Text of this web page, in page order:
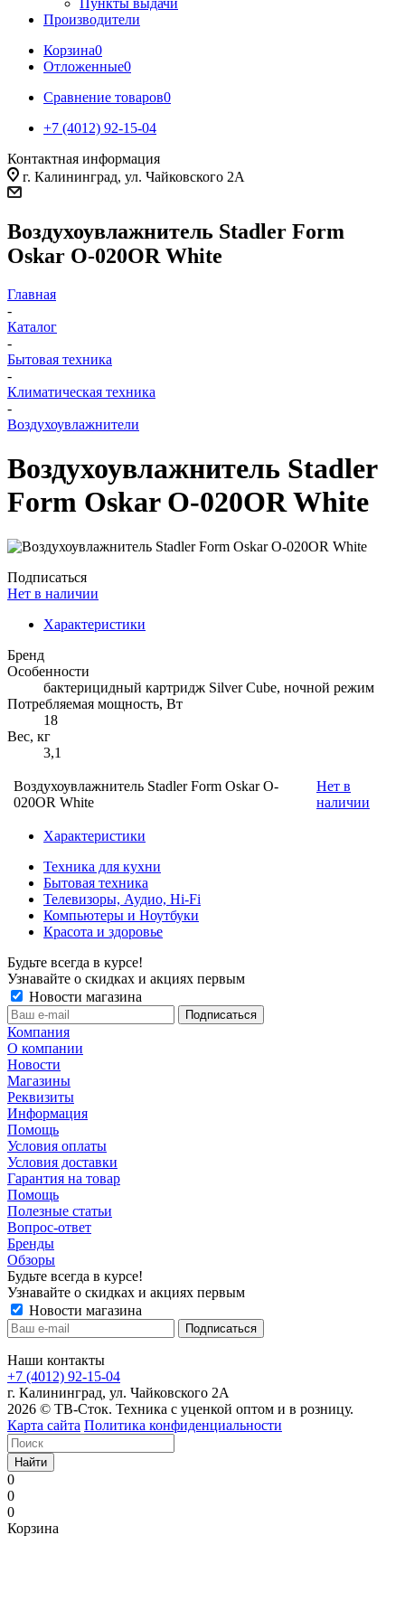
Пункты выдачи
Производители
Корзина0
Отложенные0
Сравнение товаров0
+7 (4012) 92-15-04
Контактная информация
г. Калининград, ул. Чайковского 2А
Воздухоувлажнитель Stadler Form
Oskar O-020OR White
Главная
-
Каталог
-
Бытовая техника
-
Климатическая техника
-
Воздухоувлажнители
Воздухоувлажнитель Stadler
Form Oskar O-020OR White
Подписаться
Нет в наличии
Характеристики
Бренд
Особенности
бактерицидный картридж Silver Cube, ночной режим
Потребляемая мощность, Вт
18
Вес, кг
3,1
Воздухоувлажнитель Stadler Form Oskar O-
020OR White
Нет в
наличии
Характеристики
Техника для кухни
Бытовая техника
Телевизоры, Аудио, Hi-Fi
Компьютеры и Ноутбуки
Красота и здоровье
Будьте всегда в курсе!
Узнавайте о скидках и акциях первым
Новости магазина
Компания
О компании
Новости
Магазины
Реквизиты
Информация
Помощь
Условия оплаты
Условия доставки
Гарантия на товар
Помощь
Полезные статьи
Вопрос-ответ
Бренды
Обзоры
Будьте всегда в курсе!
Узнавайте о скидках и акциях первым
Новости магазина
Наши контакты
+7 (4012) 92-15-04
г. Калининград, ул. Чайковского 2А
2026 © ТВ-Сток. Техника с уценкой оптом и в розницу.
Карта сайта Политика конфиденциальности
Найти
0
0
0
Корзина